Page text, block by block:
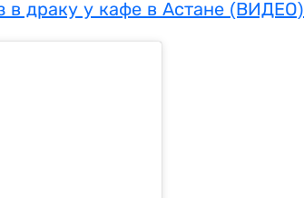
в драку у кафе в Астане (ВИДЕО)